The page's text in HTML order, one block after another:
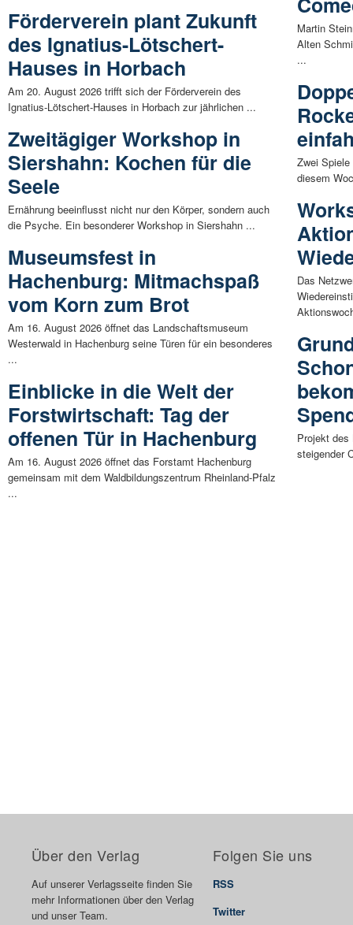
Förderverein plant Zukunft
des Ignatius-Lötschert-
Hauses in Horbach
Am 20. August 2026 trifft sich der Förderverein des
Ignatius-Lötschert-Hauses in Horbach zur jährlichen ...
Zweitägiger Workshop in
Siershahn: Kochen für die
Seele
Ernährung beeinflusst nicht nur den Körper, sondern auch
die Psyche. Ein besonderer Workshop in Siershahn ...
Museumsfest in
Hachenburg: Mitmachspaß
vom Korn zum Brot
Am 16. August 2026 öffnet das Landschaftsmuseum
Westerwald in Hachenburg seine Türen für ein besonderes
...
Einblicke in die Welt der
Forstwirtschaft: Tag der
offenen Tür in Hachenburg
Am 16. August 2026 öffnet das Forstamt Hachenburg
gemeinsam mit dem Waldbildungszentrum Rheinland-Pfalz
...
Martin
Alten
...
Zwei
diesem
Das
Projekt des
steigender
Über den Verlag
Auf unserer Verlagsseite finden Sie
mehr Informationen über den Verlag
und unser Team.
Folgen Sie uns
RSS
Twitter